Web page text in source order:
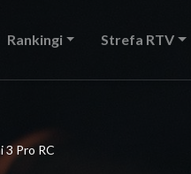
Rankingi Strefa RTV
3 Pro RC